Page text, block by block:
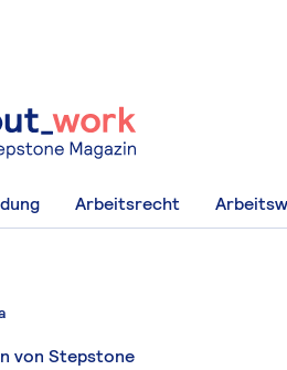
Arbeitsrecht
von Stepstone